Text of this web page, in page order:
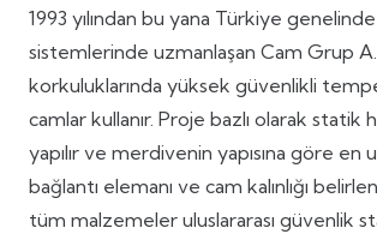
1993 yılından bu yana Türkiye
sistemlerinde uzmanlaşan Cam Grup
korkuluklarında yüksek güvenlikli
camlar kullanır. Proje bazlı olarak statik
yapılır ve merdivenin yapısına göre en
bağlantı elemanı ve cam kalınlığı
tüm malzemeler uluslararası güvenlik